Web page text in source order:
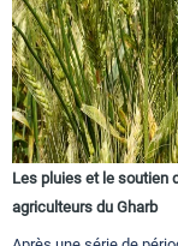
Les pluies et le soutien
agriculteurs du Gharb